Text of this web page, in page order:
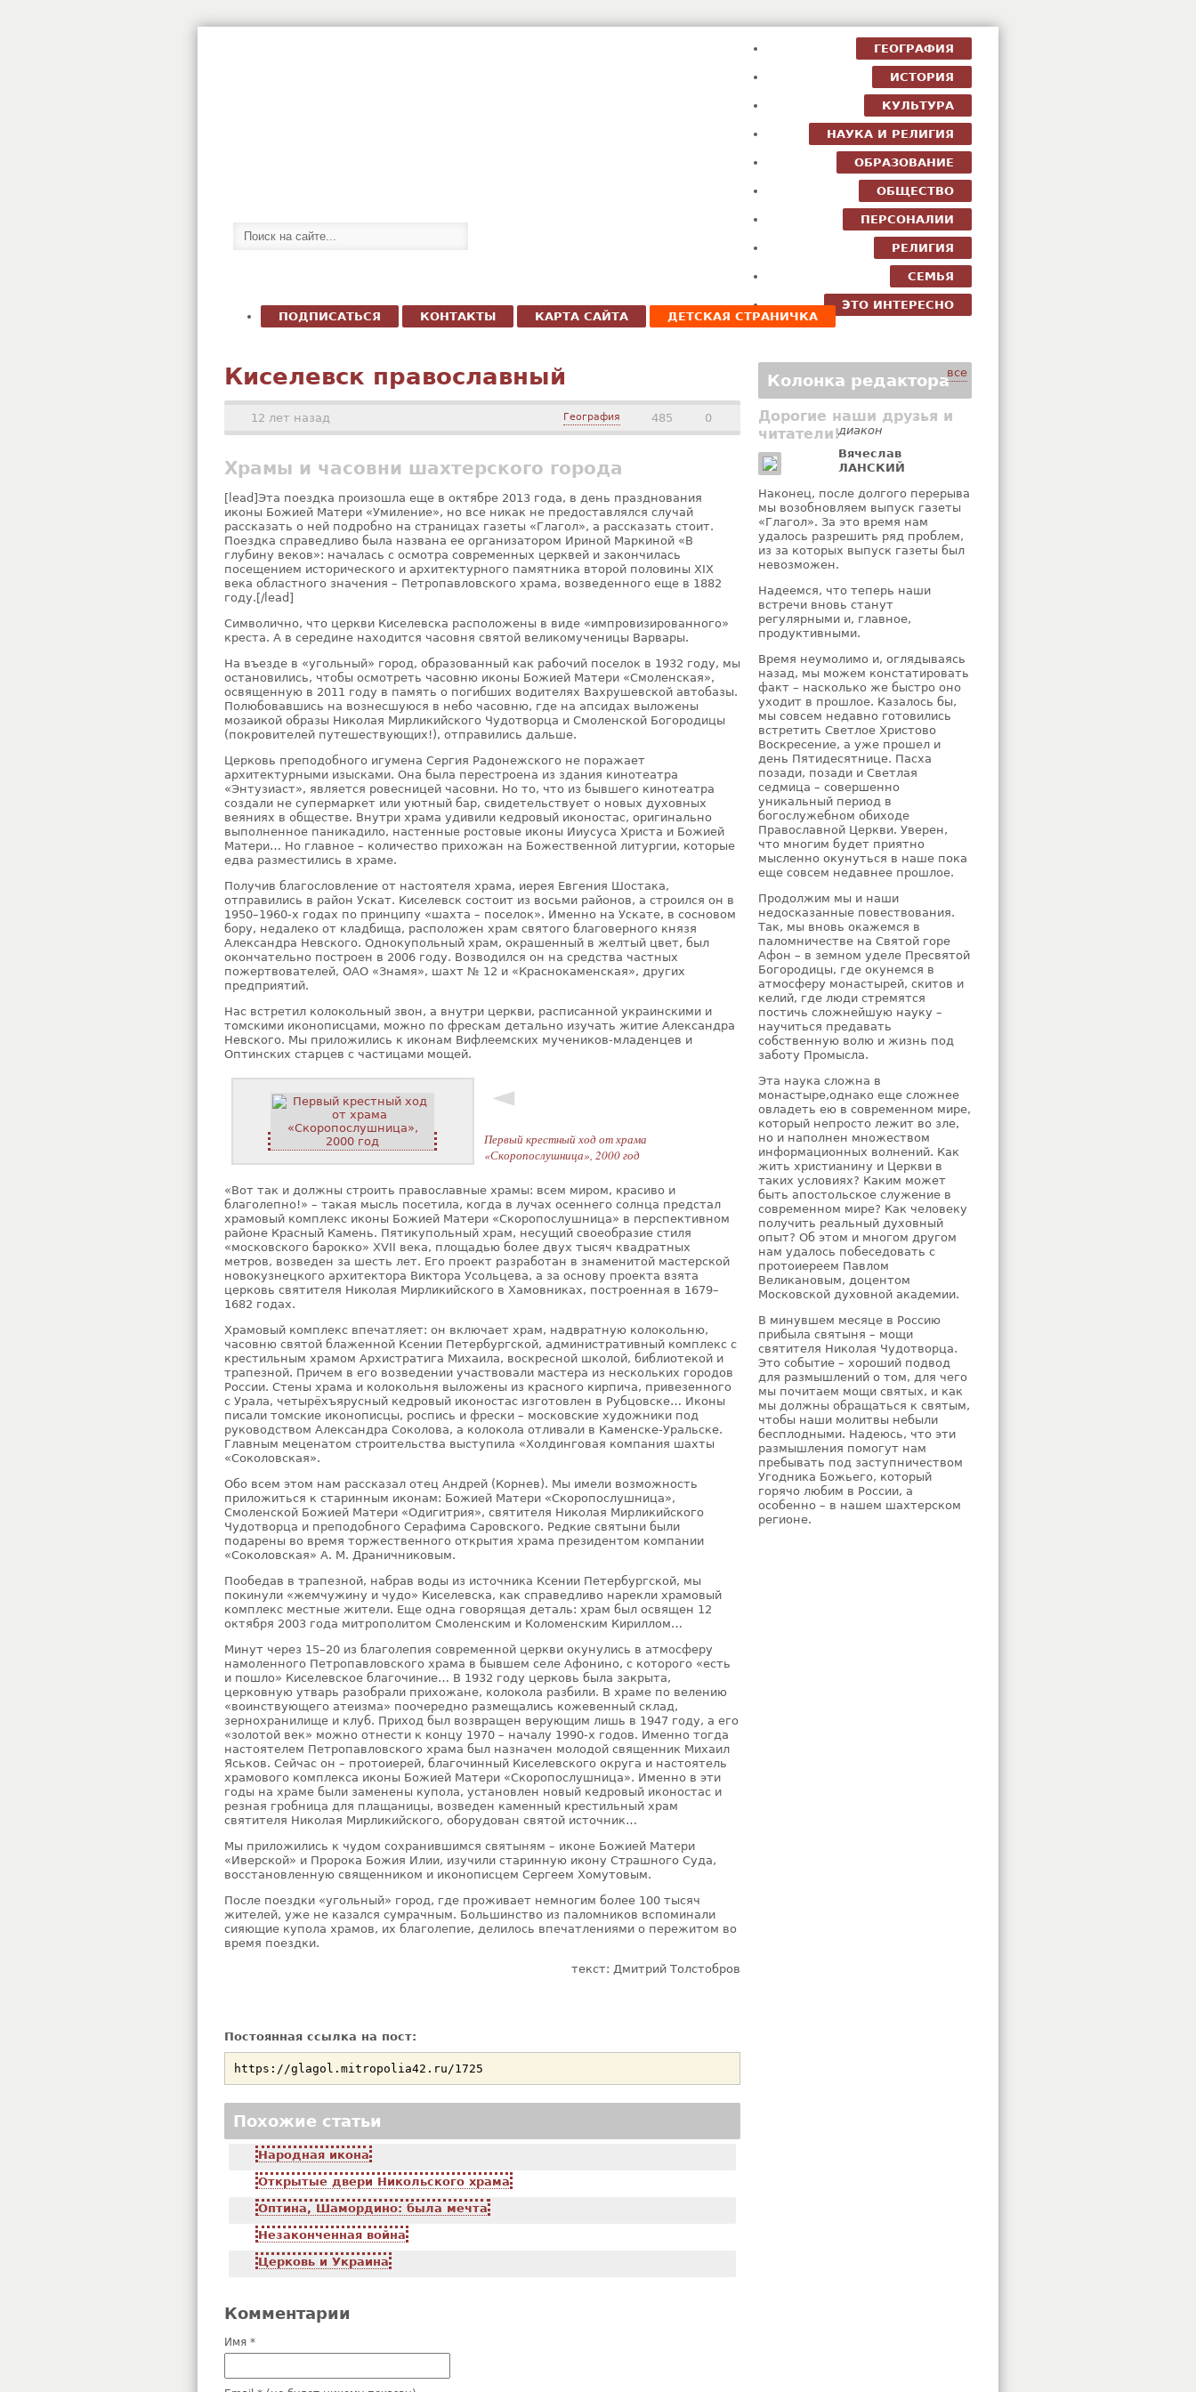
ГЕОГРАФИЯ
ИСТОРИЯ
КУЛЬТУРА
НАУКА И РЕЛИГИЯ
ОБРАЗОВАНИЕ
ОБЩЕСТВО
ПЕРСОНАЛИИ
РЕЛИГИЯ
СЕМЬЯ
ЭТО ИНТЕРЕСНО
ПОДПИСАТЬСЯ
КОНТАКТЫ КАРТА САЙТА ДЕТСКАЯ СТРАНИЧКА
Киселевск православный
12 лет назад 0
485
География
Храмы и часовни шахтерского города
[lead]Эта поездка произошла еще в октябре 2013 года, в день празднования
иконы Божией Матери «Умиление», но все никак не предоставлялся случай
рассказать о ней подробно на страницах газеты «Глагол», а рассказать стоит.
Поездка справедливо была названа ее организатором Ириной Маркиной «В
глубину веков»: началась с осмотра современных церквей и закончилась
посещением исторического и архитектурного памятника второй половины XIX
века областного значения – Петропавловского храма, возведенного еще в 1882
году.[/lead]
Символично, что церкви Киселевска расположены в виде «импровизированного»
креста. А в середине находится часовня святой великомученицы Варвары.
На въезде в «угольный» город, образованный как рабочий поселок в 1932 году, мы
остановились, чтобы осмотреть часовню иконы Божией Матери «Смоленская»,
освященную в 2011 году в память о погибших водителях Вахрушевской автобазы.
Полюбовавшись на вознесшуюся в небо часовню, где на апсидах выложены
мозаикой образы Николая Мирликийского Чудотворца и Смоленской Богородицы
(покровителей путешествующих!), отправились дальше.
Церковь преподобного игумена Сергия Радонежского не поражает
архитектурными изысками. Она была перестроена из здания кинотеатра
«Энтузиаст», является ровесницей часовни. Но то, что из бывшего кинотеатра
создали не супермаркет или уютный бар, свидетельствует о новых духовных
веяниях в обществе. Внутри храма удивили кедровый иконостас, оригинально
выполненное паникадило, настенные ростовые иконы Ииусуса Христа и Божией
Матери… Но главное – количество прихожан на Божественной литургии, которые
едва разместились в храме.
Получив благословление от настоятеля храма, иерея Евгения Шостака,
отправились в район Ускат. Киселевск состоит из восьми районов, а строился он в
1950–1960-х годах по принципу «шахта – поселок». Именно на Ускате, в сосновом
бору, недалеко от кладбища, расположен храм святого благоверного князя
Александра Невского. Однокупольный храм, окрашенный в желтый цвет, был
окончательно построен в 2006 году. Возводился он на средства частных
пожертвователей, ОАО «Знамя», шахт № 12 и «Краснокаменская», других
предприятий.
Нас встретил колокольный звон, а внутри церкви, расписанной украинскими и
томскими иконописцами, можно по фрескам детально изучать житие Александра
Невского. Мы приложились к иконам Вифлеемских мучеников-младенцев и
Оптинских старцев с частицами мощей.
◄
Первый крестный ход от храма
«Скоропослушница», 2000 год
«Вот так и должны строить православные храмы: всем миром, красиво и
благолепно!» – такая мысль посетила, когда в лучах осеннего солнца предстал
храмовый комплекс иконы Божией Матери «Скоропослушница» в перспективном
районе Красный Камень. Пятикупольный храм, несущий своеобразие стиля
«московского барокко» XVII века, площадью более двух тысяч квадратных
метров, возведен за шесть лет. Его проект разработан в знаменитой мастерской
новокузнецкого архитектора Виктора Усольцева, а за основу проекта взята
церковь святителя Николая Мирликийского в Хамовниках, построенная в 1679–
1682 годах.
Храмовый комплекс впечатляет: он включает храм, надвратную колокольню,
часовню святой блаженной Ксении Петербургской, административный комплекс с
крестильным храмом Архистратига Михаила, воскресной школой, библиотекой и
трапезной. Причем в его возведении участвовали мастера из нескольких городов
России. Стены храма и колокольня выложены из красного кирпича, привезенного
с Урала, четырёхъярусный кедровый иконостас изготовлен в Рубцовске… Иконы
писали томские иконописцы, роспись и фрески – московские художники под
руководством Александра Соколова, а колокола отливали в Каменске-Уральске.
Главным меценатом строительства выступила «Холдинговая компания шахты
«Соколовская».
Обо всем этом нам рассказал отец Андрей (Корнев). Мы имели возможность
приложиться к старинным иконам: Божией Матери «Скоропослушница»,
Смоленской Божией Матери «Одигитрия», святителя Николая Мирликийского
Чудотворца и преподобного Серафима Саровского. Редкие святыни были
подарены во время торжественного открытия храма президентом компании
«Соколовская» А. М. Драничниковым.
Пообедав в трапезной, набрав воды из источника Ксении Петербургской, мы
покинули «жемчужину и чудо» Киселевска, как справедливо нарекли храмовый
комплекс местные жители. Еще одна говорящая деталь: храм был освящен 12
октября 2003 года митрополитом Смоленским и Коломенским Кириллом…
Минут через 15–20 из благолепия современной церкви окунулись в атмосферу
намоленного Петропавловского храма в бывшем селе Афонино, с которого «есть
и пошло» Киселевское благочиние… В 1932 году церковь была закрыта,
церковную утварь разобрали прихожане, колокола разбили. В храме по велению
«воинствующего атеизма» поочередно размещались кожевенный склад,
зернохранилище и клуб. Приход был возвращен верующим лишь в 1947 году, а его
«золотой век» можно отнести к концу 1970 – началу 1990-х годов. Именно тогда
настоятелем Петропавловского храма был назначен молодой священник Михаил
Яськов. Сейчас он – протоиерей, благочинный Киселевского округа и настоятель
храмового комплекса иконы Божией Матери «Скоропослушница». Именно в эти
годы на храме были заменены купола, установлен новый кедровый иконостас и
резная гробница для плащаницы, возведен каменный крестильный храм
святителя Николая Мирликийского, оборудован святой источник…
Мы приложились к чудом сохранившимся святыням – иконе Божией Матери
«Иверской» и Пророка Божия Илии, изучили старинную икону Страшного Суда,
восстановленную священником и иконописцем Сергеем Хомутовым.
После поездки «угольный» город, где проживает немногим более 100 тысяч
жителей, уже не казался сумрачным. Большинство из паломников вспоминали
сияющие купола храмов, их благолепие, делилось впечатлениями о пережитом во
время поездки.
текст: Дмитрий Толстобров
Постоянная ссылка на пост:
Похожие статьи
Народная икона
Открытые двери Никольского храма
Оптина, Шамордино: была мечта
Незаконченная война
Церковь и Украина
Комментарии
Имя *
Колонка редакторавсе
Дорогие наши друзья и
читатели!диакон
Вячеслав
ЛАНСКИЙ
Наконец, после долгого перерыва
мы возобновляем выпуск газеты
«Глагол». За это время нам
удалось разрешить ряд проблем,
из за которых выпуск газеты был
невозможен.
Надеемся, что теперь наши
встречи вновь станут
регулярными и, главное,
продуктивными.
Время неумолимо и, оглядываясь
назад, мы можем констатировать
факт – насколько же быстро оно
уходит в прошлое. Казалось бы,
мы совсем недавно готовились
встретить Светлое Христово
Воскресение, а уже прошел и
день Пятидесятнице. Пасха
позади, позади и Светлая
седмица – совершенно
уникальный период в
богослужебном обиходе
Православной Церкви. Уверен,
что многим будет приятно
мысленно окунуться в наше пока
еще совсем недавнее прошлое.
Продолжим мы и наши
недосказанные повествования.
Так, мы вновь окажемся в
паломничестве на Святой горе
Афон – в земном уделе Пресвятой
Богородицы, где окунемся в
атмосферу монастырей, скитов и
келий, где люди стремятся
постичь сложнейшую науку –
научиться предавать
собственную волю и жизнь под
заботу Промысла.
Эта наука сложна в
монастыре,однако еще сложнее
овладеть ею в современном мире,
который непросто лежит во зле,
но и наполнен множеством
информационных волнений. Как
жить христианину и Церкви в
таких условиях? Каким может
быть апостольское служение в
современном мире? Как человеку
получить реальный духовный
опыт? Об этом и многом другом
нам удалось побеседовать с
протоиереем Павлом
Великановым, доцентом
Московской духовной академии.
В минувшем месяце в Россию
прибыла святыня – мощи
святителя Николая Чудотворца.
Это событие – хороший подвод
для размышлений о том, для чего
мы почитаем мощи святых, и как
мы должны обращаться к святым,
чтобы наши молитвы небыли
бесплодными. Надеюсь, что эти
размышления помогут нам
пребывать под заступничеством
Угодника Божьего, который
горячо любим в России, а
особенно – в нашем шахтерском
регионе.